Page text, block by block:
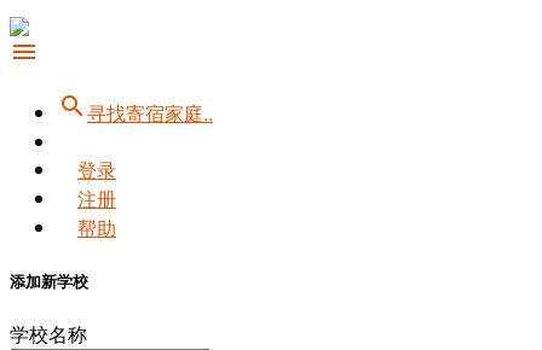
menu
search寻找寄宿家庭..
登录
注册
帮助
添加新学校
学校名称